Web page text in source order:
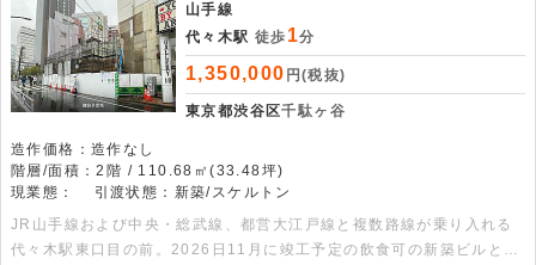
山手線
代々木駅 徒歩 1分
1,350,000 円(税抜)
東京都渋谷区千駄ヶ谷
造作価格：造作なし
階層/面積：2階 / 110.68㎡(33.48坪)
現業態：
引渡状態：新築/スケルトン
JR山手線および中央・総武線、都営大江戸線と複数路線が乗り入れる
代々木駅東口目の前。2026日11月に竣工予定の飲食可の新築ビルとな